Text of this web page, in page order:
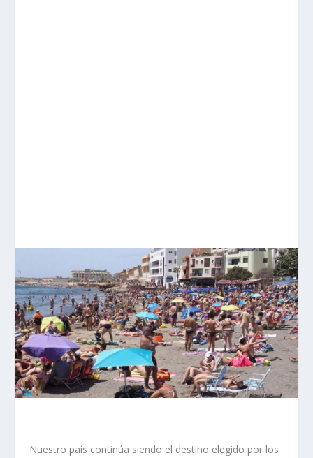
Nuestro país continúa siendo el destino elegido por los